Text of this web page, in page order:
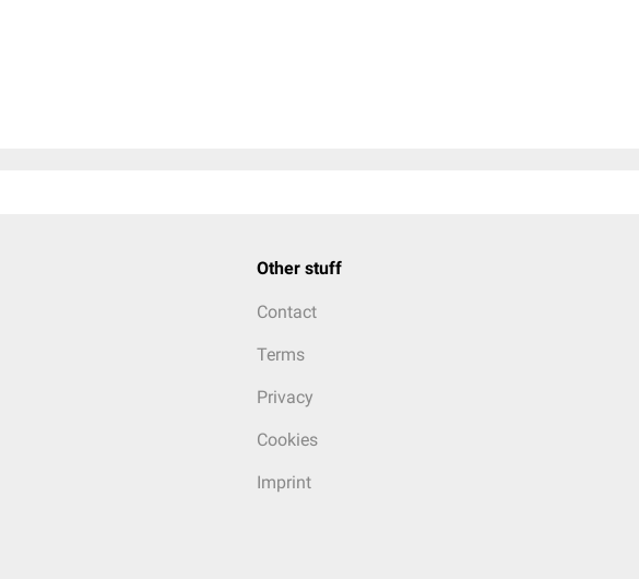
Other stuff
Contact
Terms
Privacy
Cookies
Imprint